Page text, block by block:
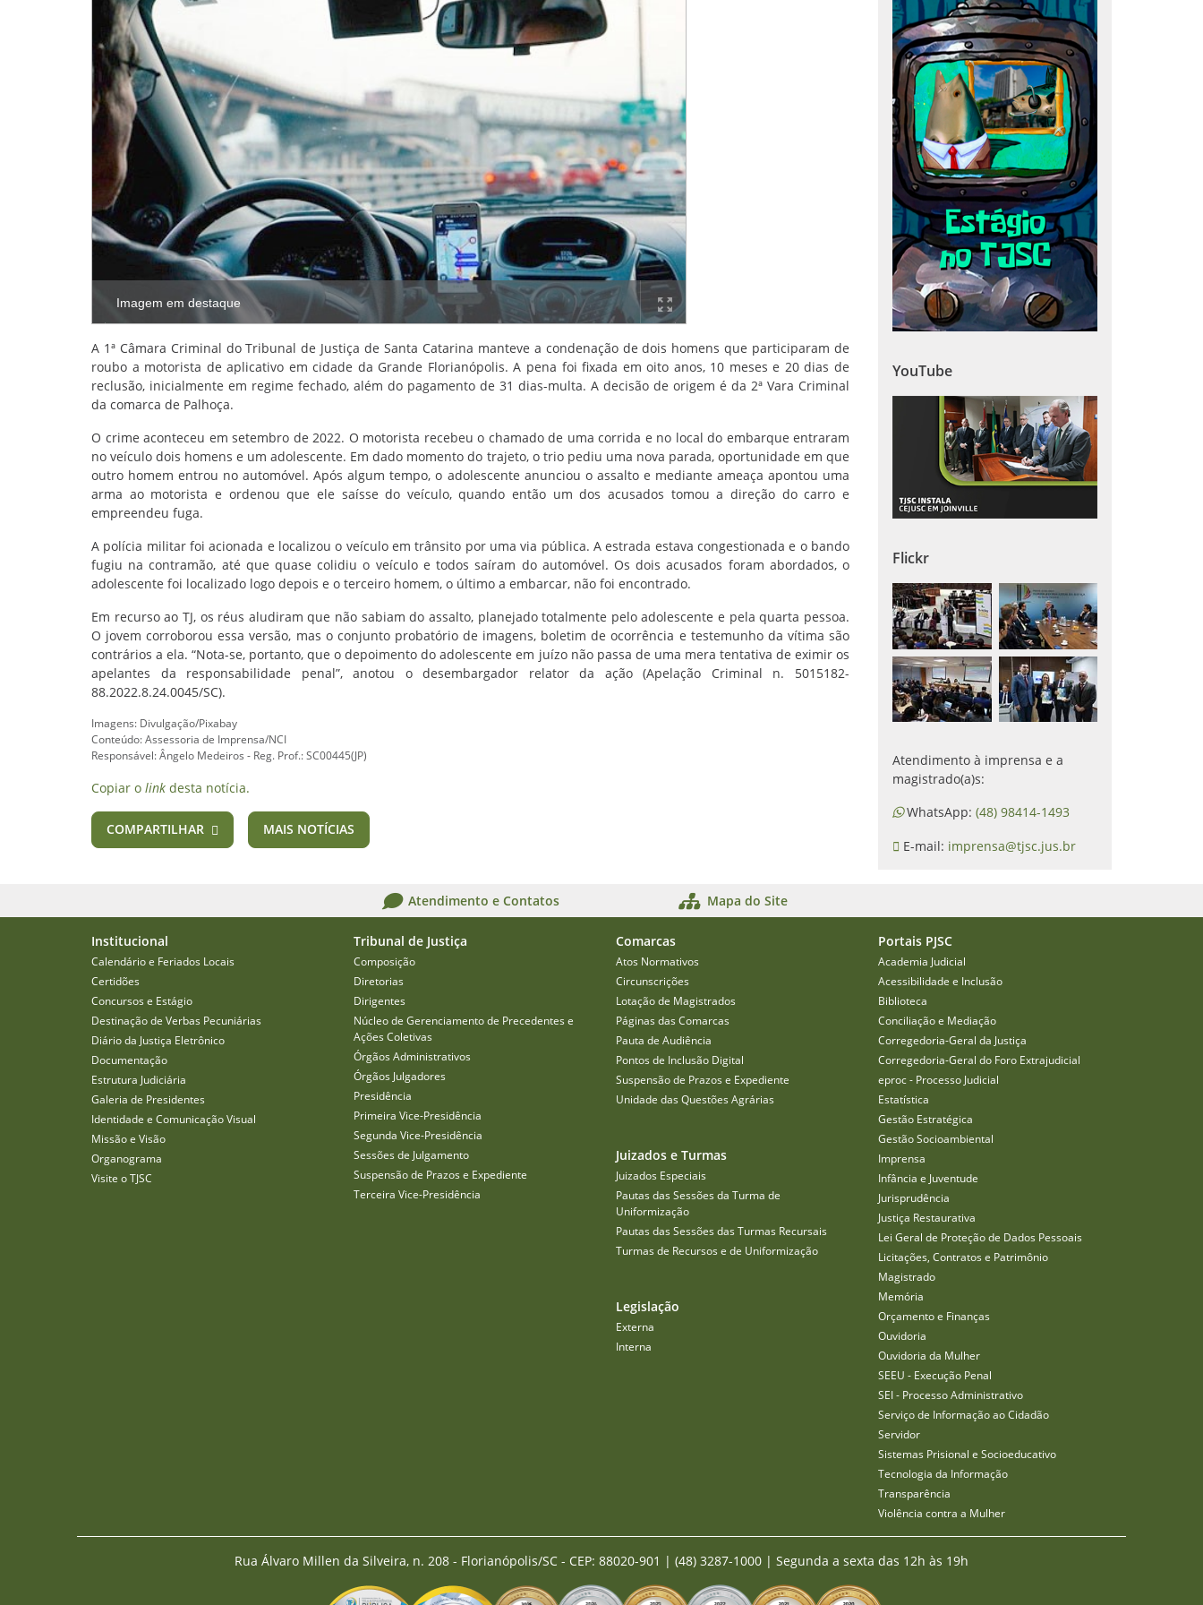
Imagem em destaque
A 1ª Câmara Criminal do Tribunal de Justiça de Santa Catarina manteve a condenação de dois homens que participaram de
roubo a motorista de aplicativo em cidade da Grande Florianópolis. A pena foi fixada em oito anos, 10 meses e 20 dias de
reclusão, inicialmente em regime fechado, além do pagamento de 31 dias-multa. A decisão de origem é da 2ª Vara Criminal
da comarca de Palhoça.
O crime aconteceu em setembro de 2022. O motorista recebeu o chamado de uma corrida e no local do embarque entraram
no veículo dois homens e um adolescente. Em dado momento do trajeto, o trio pediu uma nova parada, oportunidade em que
outro homem entrou no automóvel. Após algum tempo, o adolescente anunciou o assalto e mediante ameaça apontou uma
arma ao motorista e ordenou que ele saísse do veículo, quando então um dos acusados tomou a direção do carro e
empreendeu fuga.
A polícia militar foi acionada e localizou o veículo em trânsito por uma via pública. A estrada estava congestionada e o bando
fugiu na contramão, até que quase colidiu o veículo e todos saíram do automóvel. Os dois acusados foram abordados, o
adolescente foi localizado logo depois e o terceiro homem, o último a embarcar, não foi encontrado.
Em recurso ao TJ, os réus aludiram que não sabiam do assalto, planejado totalmente pelo adolescente e pela quarta pessoa.
O jovem corroborou essa versão, mas o conjunto probatório de imagens, boletim de ocorrência e testemunho da vítima são
contrários a ela. “Nota-se, portanto, que o depoimento do adolescente em juízo não passa de uma mera tentativa de eximir os
apelantes da responsabilidade penal”, anotou o desembargador relator da ação (Apelação Criminal n. 5015182-
88.2022.8.24.0045/SC).
Imagens: Divulgação/Pixabay
Conteúdo: Assessoria de Imprensa/NCI
Responsável: Ângelo Medeiros - Reg. Prof.: SC00445(JP)
Copiar o link desta notícia.
COMPARTILHAR MAIS NOTÍCIAS
YouTube
Flickr
Atendimento à imprensa e a
magistrado(a)s:
WhatsApp: (48) 98414-1493
E-mail: imprensa@tjsc.jus.br
Atendimento e Contatos Mapa do Site
Institucional
Calendário e Feriados Locais
Certidões
Concursos e Estágio
Destinação de Verbas Pecuniárias
Diário da Justiça Eletrônico
Documentação
Estrutura Judiciária
Galeria de Presidentes
Identidade e Comunicação Visual
Missão e Visão
Organograma
Visite o TJSC
Tribunal de Justiça
Composição
Diretorias
Dirigentes
Núcleo de Gerenciamento de Precedentes e
Ações Coletivas
Órgãos Administrativos
Órgãos Julgadores
Presidência
Primeira Vice-Presidência
Segunda Vice-Presidência
Sessões de Julgamento
Suspensão de Prazos e Expediente
Terceira Vice-Presidência
Comarcas
Atos Normativos
Circunscrições
Lotação de Magistrados
Páginas das Comarcas
Pauta de Audiência
Pontos de Inclusão Digital
Suspensão de Prazos e Expediente
Unidade das Questões Agrárias
Juizados e Turmas
Juizados Especiais
Pautas das Sessões da Turma de
Uniformização
Pautas das Sessões das Turmas Recursais
Turmas de Recursos e de Uniformização
Legislação
Externa
Interna
Portais PJSC
Academia Judicial
Acessibilidade e Inclusão
Biblioteca
Conciliação e Mediação
Corregedoria-Geral da Justiça
Corregedoria-Geral do Foro Extrajudicial
eproc - Processo Judicial
Estatística
Gestão Estratégica
Gestão Socioambiental
Imprensa
Infância e Juventude
Jurisprudência
Justiça Restaurativa
Lei Geral de Proteção de Dados Pessoais
Licitações, Contratos e Patrimônio
Magistrado
Memória
Orçamento e Finanças
Ouvidoria
Ouvidoria da Mulher
SEEU - Execução Penal
SEI - Processo Administrativo
Serviço de Informação ao Cidadão
Servidor
Sistemas Prisional e Socioeducativo
Tecnologia da Informação
Transparência
Violência contra a Mulher
Rua Álvaro Millen da Silveira, n. 208 - Florianópolis/SC - CEP: 88020-901 | (48) 3287-1000 | Segunda a sexta das 12h às 19h